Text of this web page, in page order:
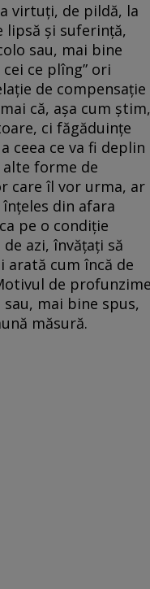
virtuți, de pildă, la
lipsă și suferință,
sau, mai bine
ce plîng” ori
de compensație
că, așa cum știm,
ci făgăduințe
ceea ce va fi deplin
forme de
care îl vor urma, ar
din afara
pe o condiție
azi, învățați să
cum încă de
de
mai bine spus,
măsură.